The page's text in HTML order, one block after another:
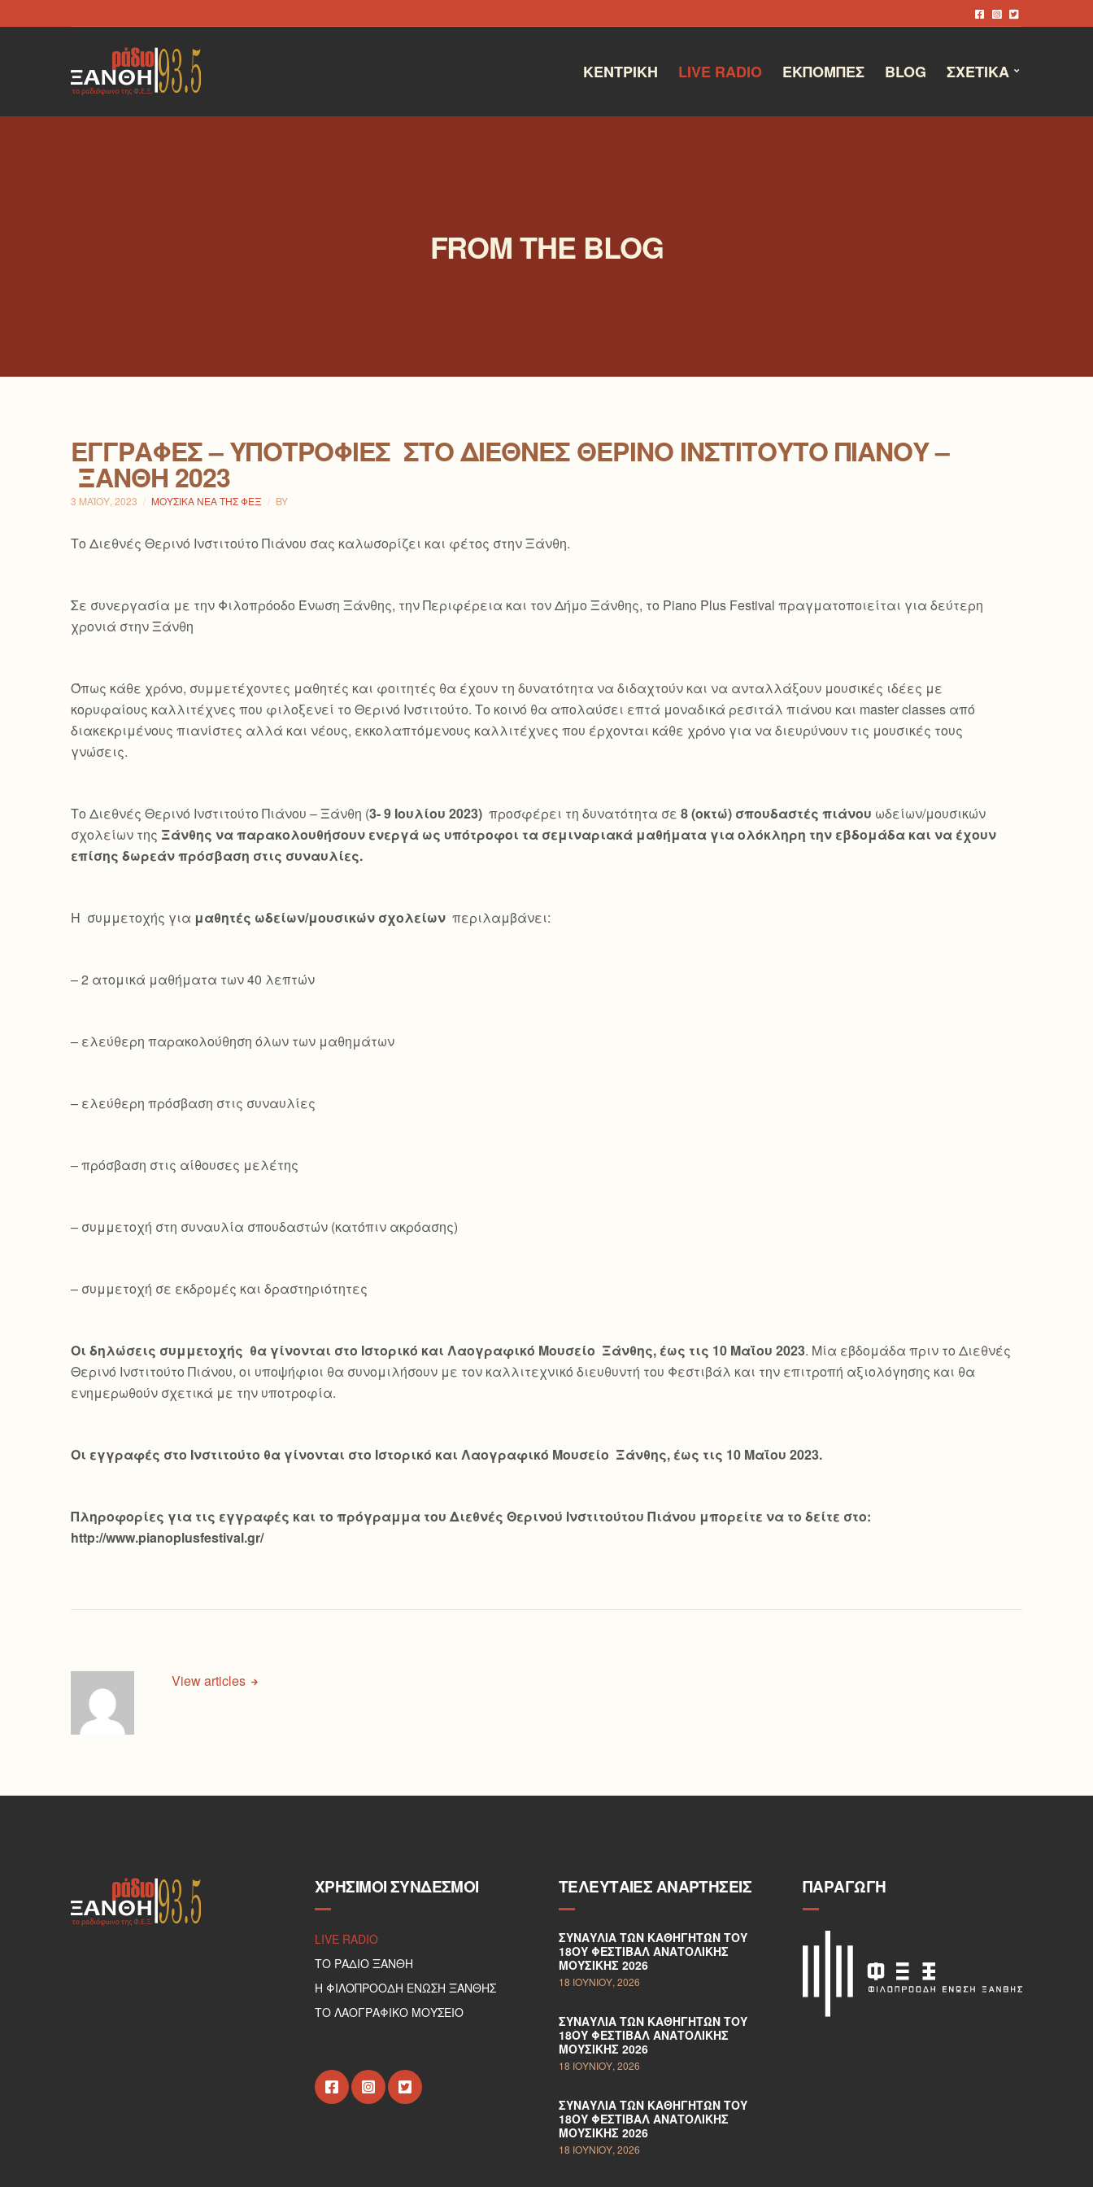
ΚΕΝΤΡΙΚΉ LIVE RADIO ΕΚΠΟΜΠΈΣ BLOG ΣΧΕΤΙΚΆ
FROM THE BLOG
ΕΓΓΡΑΦΈΣ – ΥΠΟΤΡΟΦΊΕΣ ΣΤΟ ΔΙΕΘΝΈΣ ΘΕΡΙΝΌ ΙΝΣΤΙΤΟΎΤΟ ΠΙΆΝΟΥ –
ΞΆΝΘΗ 2023
3 ΜΑΪ́ΟΥ, 2023 ΜΟΥΣΙΚΆ ΝΈΑ ΤΗΣ ΦΕΞ BY
Το Διεθνές Θερινό Ινστιτούτο Πιάνου σας καλωσορίζει και φέτος στην Ξάνθη.
Σε συνεργασία με την Φιλοπρόοδο Ένωση Ξάνθης, την Περιφέρεια και τον Δήμο Ξάνθης, το Piano Plus Festival πραγματοποιείται για δεύτερη
χρονιά στην Ξάνθη
Όπως κάθε χρόνο, συμμετέχοντες μαθητές και φοιτητές θα έχουν τη δυνατότητα να διδαχτούν και να ανταλλάξουν μουσικές ιδέες με
κορυφαίους καλλιτέχνες που φιλοξενεί το Θερινό Ινστιτούτο. Το κοινό θα απολαύσει επτά μοναδικά ρεσιτάλ πιάνου και master classes από
διακεκριμένους πιανίστες αλλά και νέους, εκκολαπτόμενους καλλιτέχνες που έρχονται κάθε χρόνο για να διευρύνουν τις μουσικές τους
γνώσεις.
Το Διεθνές Θερινό Ινστιτούτο Πιάνου – Ξάνθη (3- 9 Ιουλίου 2023) προσφέρει τη δυνατότητα σε 8 (οκτώ) σπουδαστές πιάνου ωδείων/μουσικών
σχολείων της Ξάνθης να παρακολουθήσουν ενεργά ως υπότροφοι τα σεμιναριακά μαθήματα για ολόκληρη την εβδομάδα και να έχουν
επίσης δωρεάν πρόσβαση στις συναυλίες.
Η συμμετοχής για μαθητές ωδείων/μουσικών σχολείων περιλαμβάνει:
– 2 ατομικά μαθήματα των 40 λεπτών
– ελεύθερη παρακολούθηση όλων των μαθημάτων
– ελεύθερη πρόσβαση στις συναυλίες
– πρόσβαση στις αίθουσες μελέτης
– συμμετοχή στη συναυλία σπουδαστών (κατόπιν ακρόασης)
– συμμετοχή σε εκδρομές και δραστηριότητες
Οι δηλώσεις συμμετοχής θα γίνονται στο Ιστορικό και Λαογραφικό Μουσείο Ξάνθης, έως τις 10 Μαΐου 2023. Μία εβδομάδα πριν το Διεθνές
Θερινό Ινστιτούτο Πιάνου, οι υποψήφιοι θα συνομιλήσουν με τον καλλιτεχνικό διευθυντή του Φεστιβάλ και την επιτροπή αξιολόγησης και θα
ενημερωθούν σχετικά με την υποτροφία.
Οι εγγραφές στο Ινστιτούτο θα γίνονται στο Ιστορικό και Λαογραφικό Μουσείο Ξάνθης, έως τις 10 Μαΐου 2023.
Πληροφορίες για τις εγγραφές και το πρόγραμμα του Διεθνές Θερινού Ινστιτούτου Πιάνου μπορείτε να το δείτε στο:
http://www.pianoplusfestival.gr/
View articles
ΧΡΉΣΙΜΟΙ ΣΎΝΔΕΣΜΟΙ
LIVE RADIO
ΤΟ ΡΑΔΙΟ ΞΑΝΘΗ
Η ΦΙΛΟΠΡΟΟΔΗ ΕΝΩΣΗ ΞΑΝΘΗΣ
ΤΟ ΛΑΟΓΡΑΦΙΚΟ ΜΟΥΣΕΙΟ
ΤΕΛΕΥΤΑΊΕΣ ΑΝΑΡΤΉΣΕΙΣ
ΣΥΝΑΥΛΊΑ ΤΩΝ ΚΑΘΗΓΗΤΏΝ ΤΟΥ
18ΟΥ ΦΕΣΤΙΒΆΛ ΑΝΑΤΟΛΙΚΉΣ
ΜΟΥΣΙΚΉΣ 2026
18 ΙΟΥΝΊΟΥ, 2026
ΣΥΝΑΥΛΊΑ ΤΩΝ ΚΑΘΗΓΗΤΏΝ ΤΟΥ
18ΟΥ ΦΕΣΤΙΒΆΛ ΑΝΑΤΟΛΙΚΉΣ
ΜΟΥΣΙΚΉΣ 2026
18 ΙΟΥΝΊΟΥ, 2026
ΣΥΝΑΥΛΊΑ ΤΩΝ ΚΑΘΗΓΗΤΏΝ ΤΟΥ
18ΟΥ ΦΕΣΤΙΒΆΛ ΑΝΑΤΟΛΙΚΉΣ
ΜΟΥΣΙΚΉΣ 2026
18 ΙΟΥΝΊΟΥ, 2026
ΠΑΡΑΓΩΓΉ